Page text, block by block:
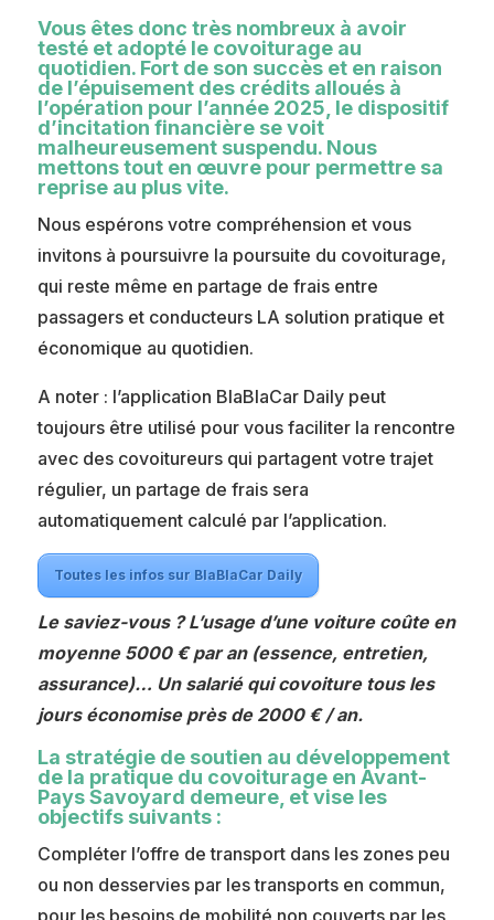
Vous êtes donc très nombreux à avoir
testé et adopté le covoiturage au
quotidien. Fort de son succès et en raison
de l’épuisement des crédits alloués à
l’opération pour l’année 2025, le dispositif
d’incitation financière se voit
malheureusement suspendu. Nous
mettons tout en œuvre pour permettre sa
reprise au plus vite.
Nous espérons votre compréhension et vous
invitons à poursuivre la poursuite du covoiturage,
qui reste même en partage de frais entre
passagers et conducteurs LA solution pratique et
économique au quotidien.
A noter : l’application BlaBlaCar Daily peut
toujours être utilisé pour vous faciliter la rencontre
avec des covoitureurs qui partagent votre trajet
régulier, un partage de frais sera
automatiquement calculé par l’application.
Toutes les infos sur BlaBlaCar Daily
Le saviez-vous ? L’usage d’une voiture coûte en
moyenne 5000 € par an (essence, entretien,
assurance)… Un salarié qui covoiture tous les
jours économise près de 2000 € / an.
La stratégie de soutien au développement
de la pratique du covoiturage en Avant-
Pays Savoyard demeure, et vise les
objectifs suivants :
Compléter l’offre de transport dans les zones peu
ou non desservies par les transports en commun,